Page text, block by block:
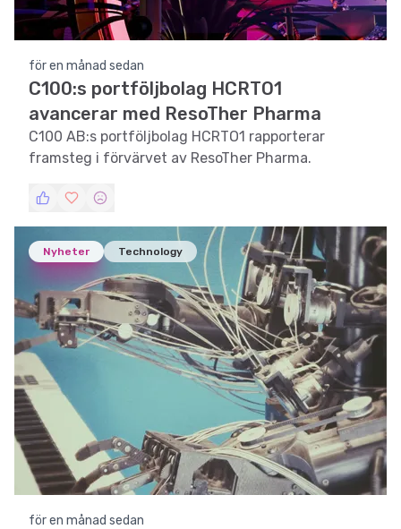
för en månad sedan
C100:s portföljbolag HCRTO1
avancerar med ResoTher Pharma
C100 AB:s portföljbolag HCRTO1 rapporterar
framsteg i förvärvet av ResoTher Pharma.
Nyheter Technology
för en månad sedan